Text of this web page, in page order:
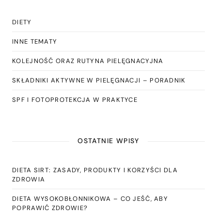
DIETY
INNE TEMATY
KOLEJNOŚĆ ORAZ RUTYNA PIELĘGNACYJNA
SKŁADNIKI AKTYWNE W PIELĘGNACJI – PORADNIK
SPF I FOTOPROTEKCJA W PRAKTYCE
OSTATNIE WPISY
DIETA SIRT: ZASADY, PRODUKTY I KORZYŚCI DLA
ZDROWIA
DIETA WYSOKOBŁONNIKOWA – CO JEŚĆ, ABY
POPRAWIĆ ZDROWIE?